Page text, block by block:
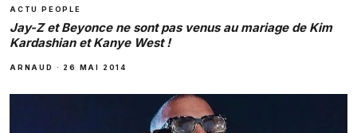
ACTU PEOPLE
Jay-Z et Beyonce ne sont pas venus au mariage de Kim
Kardashian et Kanye West !
ARNAUD · 26 MAI 2014